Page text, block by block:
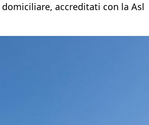
domiciliare, accreditati con la Asl